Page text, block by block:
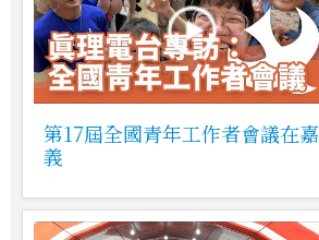
第17屆全國青年工作者會議在嘉
義